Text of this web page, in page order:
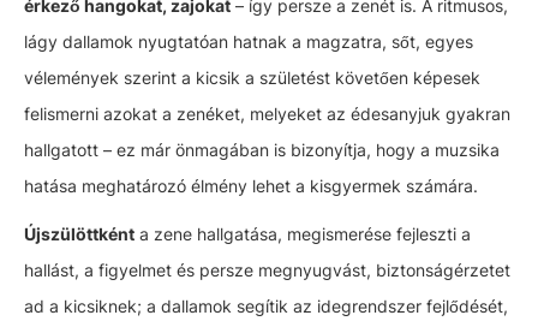
érkező hangokat, zajokat – így persze a zenét is. A ritmusos,
lágy dallamok nyugtatóan hatnak a magzatra, sőt, egyes
vélemények szerint a kicsik a születést követően képesek
felismerni azokat a zenéket, melyeket az édesanyjuk gyakran
hallgatott – ez már önmagában is bizonyítja, hogy a muzsika
hatása meghatározó élmény lehet a kisgyermek számára.
Újszülöttként a zene hallgatása, megismerése fejleszti a
hallást, a figyelmet és persze megnyugvást, biztonságérzetet
ad a kicsiknek; a dallamok segítik az idegrendszer fejlődését,